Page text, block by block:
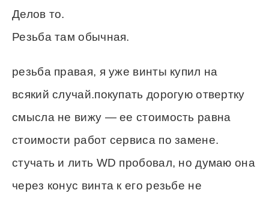
Делов то.
Резьба там обычная.
резьба правая, я уже винты купил на
всякий случай.покупать дорогую отвертку
смысла не вижу — ее стоимость равна
стоимости работ сервиса по замене.
стучать и лить WD пробовал, но думаю она
через конус винта к его резьбе не